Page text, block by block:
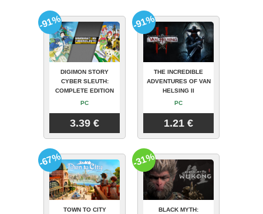
DIGIMON STORY
CYBER SLEUTH:
COMPLETE EDITION
PC
3.39 €
-91%
THE INCREDIBLE
ADVENTURES OF VAN
HELSING II
PC
1.21 €
-91%
TOWN TO CITY
-67%
BLACK MYTH:
-31%